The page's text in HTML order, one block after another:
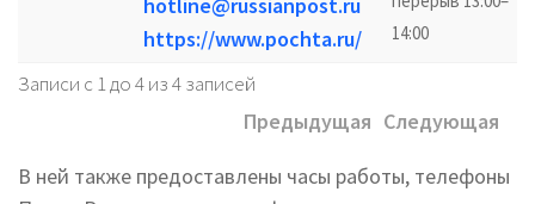
https://www.pochta.ru/
14:00
Записи с 1 до 4 из 4 записей
Предыдущая Следующая
В ней также предоставлены часы работы, телефоны